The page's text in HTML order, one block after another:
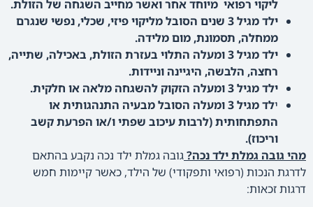
ליקוי רפואי מיוחד אחר ואשר מחייב השגחה של הזולת.
ילד מגיל 3 שנים הסובל מליקוי פיזי, שכלי, נפשי שנגרם
ממחלה, תסמונת, מום מלידה.
ילד מגיל 3 ומעלה התלוי בעזרת הזולת, באכילה, שתייה,
רחצה, הלבשה, היגיינה וניידות.
ילד מגיל 3 ומעלה הזקוק להשגחה מלאה או חלקית.
י
לד מגיל 3 ומעלה הסובל מבעיה התנהגותית או
התפתחותית (לרבות עיכוב שפתי ו/או הפרעת קשב
וריכוז).
מהי גובה גמלת ילד נכה?גובה גמלת ילד נכה נקבע בהתאם
לדרגת הנכות (רפואי ותפקודי) של הילד, כאשר קיימות חמש
דרגות זכאות: